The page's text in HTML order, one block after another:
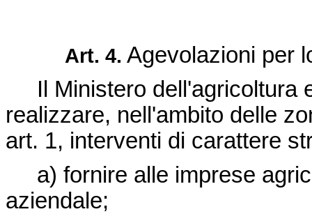
Art. 4. Agevolazioni per
Il Ministero dell'agricoltura
realizzare, nell'ambito delle
art. 1, interventi di carattere
a) fornire alle imprese
aziendale;